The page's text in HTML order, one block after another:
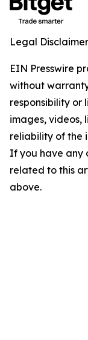
Legal
EIN Presswire
without
responsibility or
images, videos,
reliability of the
If you have any
related to this
above.